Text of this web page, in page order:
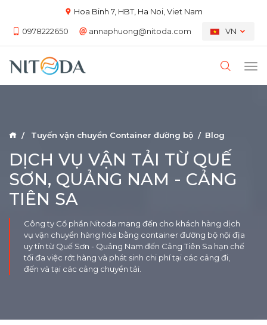
Hoa Binh 7, HBT, Ha Noi, Viet Nam
0978222650 annaphuong@nitoda.com VN
Tuyến vận chuyển Container đường bộ Blog
DỊCH VỤ VẬN TẢI TỪ QUẾ
SƠN, QUẢNG NAM - CẢNG
TIÊN SA
Công ty Cổ phần Nitoda mang đến cho khách hàng dịch
vụ vận chuyển hàng hóa bằng container đường bộ nội địa
uy tín từ Quế Sơn - Quảng Nam đến Cảng Tiên Sa hạn chế
tối đa việc rớt hàng và phát sinh chi phí tại các cảng đi,
đến và tại các cảng chuyển tải.